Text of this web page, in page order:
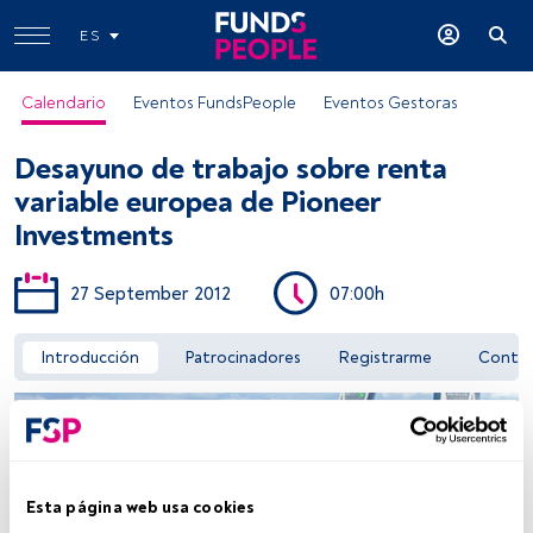
Esta página web usa cookies
ES
Calendario Eventos FundsPeople Eventos Gestoras
Acceder a FundsPeople
Desayuno de trabajo sobre renta
variable europea de Pioneer
Investments
27 September 2012 07:00h
Introducción Patrocinadores Registrarme